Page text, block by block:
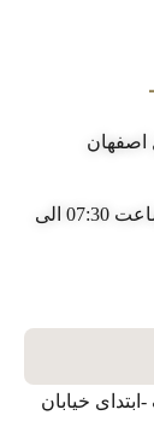
اصفهان
ساعات کاری اتحادیه : از شنبه تا چهار شنبه ساعت 07:30 الی
خیابان